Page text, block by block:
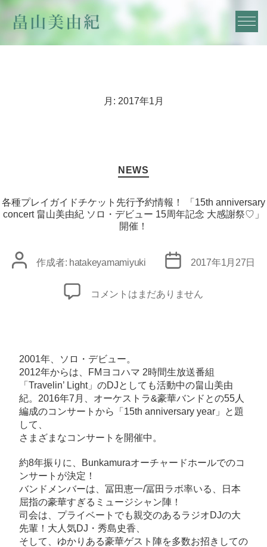
月: 2017年1月
カ
テ
リ
ー
NEWS
各種プレイガイドチケット先行予約情報！ 「15th anniversary
concert 畠山美由紀 ソロ・デビュー 15周年記念 大感謝祭♡」
開催！
投
作成者: hatakeyamamiyuki
投
日
2017年1月27日
各
イ
ガ
イ
ド
チ
ケ
ト
先
行
予
約
情
コメントはまだありません
2001年、ソロ・デビュー。
2012年からは、FMヨコハマ 2時間生放送番組
「Travelin’ Light」のDJとしても活動中の畠山美由
紀。2016年7月、オーケストラ&豪華バンドとの55人
編成のコンサートから「15th anniversary year」と題
して、
さまざまなコンサートを開催中。
約8年振りに、Bunkamuraオーチャードホールでのコ
ンサートが決定！
バンドメンバーは、冨田恵一/冨田ラボ率いる、日本
屈指の豪華すぎるミュージシャン陣！
司会は、プライベートでも親交のあるラジオDJの大
先輩！大人気DJ・秀島史香、
そして、ゆかりある豪華ゲスト陣を多数お招きしての